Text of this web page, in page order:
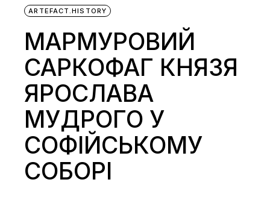
ARTEFACT.HISTORY
МАРМУРОВИЙ
САРКОФАГ КНЯЗЯ
ЯРОСЛАВА
МУДРОГО У
СОФІЙСЬКОМУ
СОБОРІ